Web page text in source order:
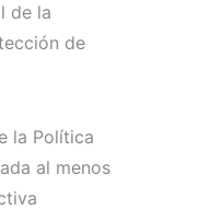
de la
de
la Política
al menos